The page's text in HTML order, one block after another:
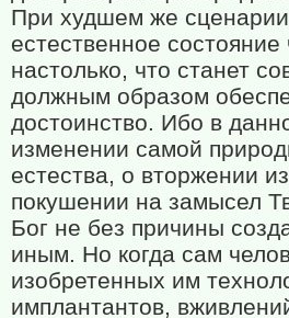
При худшем же
естественное
настолько, что станет
должным образом
достоинство. Ибо в
изменении самой
естества, о вторжении
покушении на замысел
Бог не без причины
иным. Но когда сам
изобретенных им
имплантантов,